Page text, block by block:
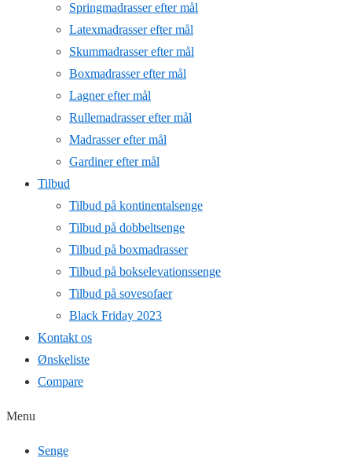
Springmadrasser efter mål
Latexmadrasser efter mål
Skummadrasser efter mål
Boxmadrasser efter mål
Lagner efter mål
Rullemadrasser efter mål
Madrasser efter mål
Gardiner efter mål
Tilbud
Tilbud på kontinentalsenge
Tilbud på dobbeltsenge
Tilbud på boxmadrasser
Tilbud på bokselevationssenge
Tilbud på sovesofaer
Black Friday 2023
Kontakt os
Ønskeliste
Compare
Menu
Senge